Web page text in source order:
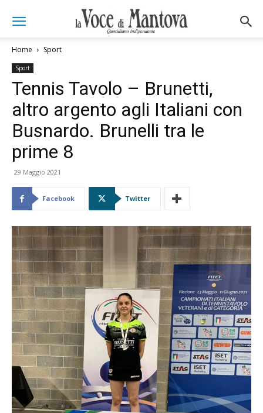
Home Sport
Sport
Tennis Tavolo – Brunetti,
altro argento agli Italiani con
Busnardo. Brunelli tra le
prime 8
29 Maggio 2021
Facebook Twitter